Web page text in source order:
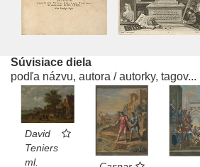
Súvisiace diela
podľa názvu, autora / autorky, tagov...
David
Teniers
ml.